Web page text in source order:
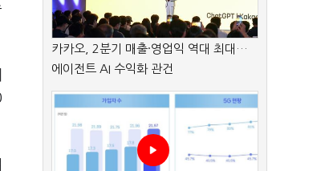
카카오, 2분기 매출·영업익 역대 최대…
에이전트 AI 수익화 관건